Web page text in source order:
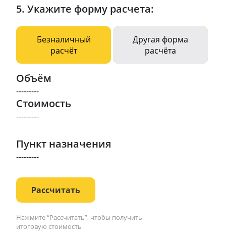
5. Укажите форму расчета:
Безналичный
расчёт
Другая форма
расчёта
Объём
---------
Стоимость
---------
Пункт назначения
---------
Рассчитать
Нажмите “Рассчитать”, чтобы получить
итоговую стоимость